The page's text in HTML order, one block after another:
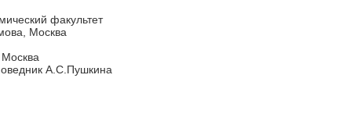
факультет
Москва
А.С.Пушкина